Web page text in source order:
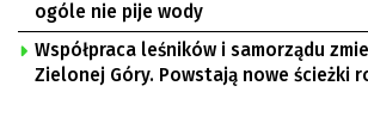
ogóle nie pije wody
Współpraca leśników i samorządu
Zielonej Góry. Powstają nowe ścieżki